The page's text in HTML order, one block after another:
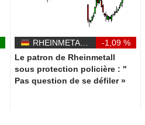
-1,09 %
Le patron de Rheinmetall
sous protection policière : "
Pas question de se défiler »